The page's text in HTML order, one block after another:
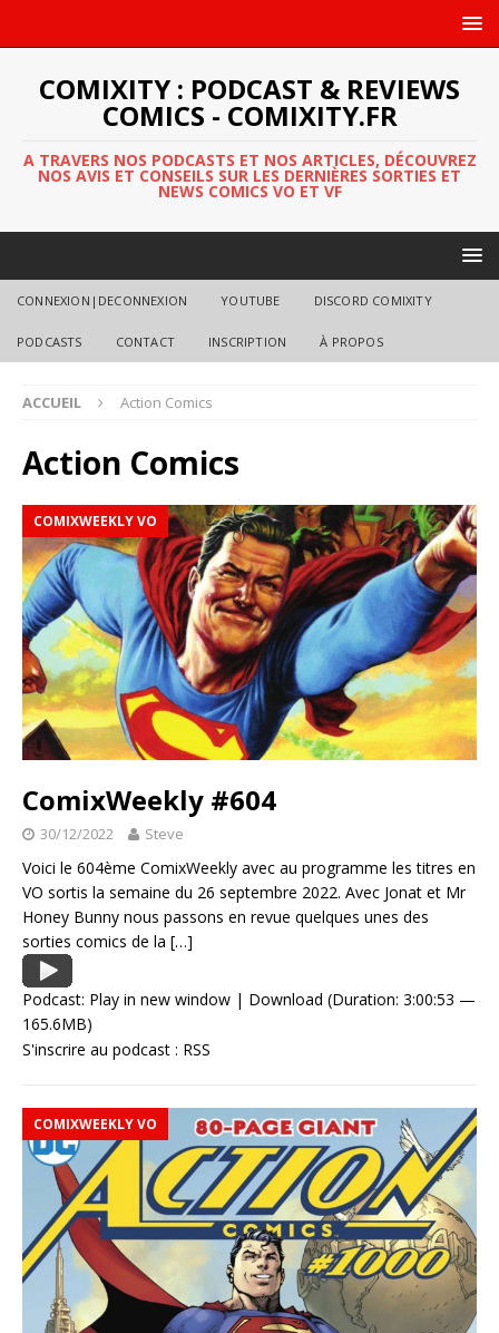
COMIXITY : PODCAST & REVIEWS
COMICS - COMIXITY.FR
A TRAVERS NOS PODCASTS ET NOS ARTICLES, DÉCOUVREZ
NOS AVIS ET CONSEILS SUR LES DERNIÈRES SORTIES ET
NEWS COMICS VO ET VF
CONNEXION|DECONNEXION YOUTUBE DISCORD COMIXITY
PODCASTS CONTACT INSCRIPTION À PROPOS
ACCUEIL Action Comics
Action Comics
COMIXWEEKLY VO
ComixWeekly #604
30/12/2022 Steve
Voici le 604ème ComixWeekly avec au programme les titres en
VO sortis la semaine du 26 septembre 2022. Avec Jonat et Mr
Honey Bunny nous passons en revue quelques unes des
sorties comics de la […]
Podcast: Play in new window | Download (Duration: 3:00:53 —
165.6MB)
S'inscrire au podcast : RSS
COMIXWEEKLY VO